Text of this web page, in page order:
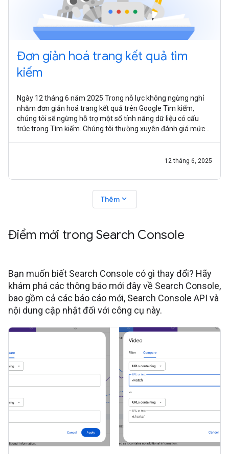
Đơn giản hoá trang kết quả tìm
kiếm
Ngày 12 tháng 6 năm 2025 Trong nỗ lực không ngừng nghỉ
nhằm đơn giản hoá trang kết quả trên Google Tìm kiếm,
chúng tôi sẽ ngừng hỗ trợ một số tính năng dữ liệu có cấu
trúc trong Tìm kiếm. Chúng tôi thường xuyên đánh giá mức
12 tháng 6, 2025
Thêmexpand_more
Điểm mới trong Search Console
Bạn muốn biết Search Console có gì thay đổi? Hãy
khám phá các thông báo mới đây về Search Console,
bao gồm cả các báo cáo mới, Search Console API và
nội dung cập nhật đối với công cụ này.